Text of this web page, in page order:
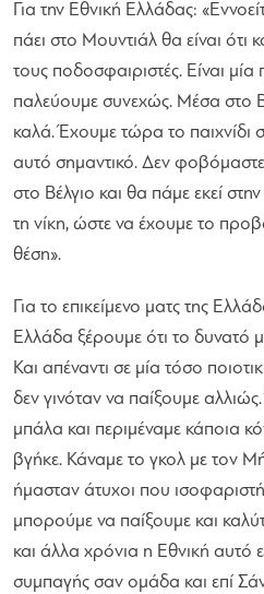
Για την Εθνική Ελλάδας:
πάει στο Μουντιάλ θα είναι ότι
τους ποδοσφαιριστές. Είναι
παλεύουμε συνεχώς. Μέσα στο
καλά. Έχουμε τώρα το παιχνίδι
αυτό σημαντικό. Δεν
στο Βέλγιο και θα πάμε εκεί
τη νίκη, ώστε να έχουμε το
θέση».
Για το επικείμενο ματς της
Ελλάδα ξέρουμε ότι το δυνατό
Και απέναντι σε μία τόσο
δεν γινόταν να παίξουμε
μπάλα και περιμέναμε κάποια
βγήκε. Κάναμε το γκολ με τον
ήμασταν άτυχοι που
μπορούμε να παίξουμε και
και άλλα χρόνια η Εθνική αυτό
συμπαγής σαν ομάδα και επί